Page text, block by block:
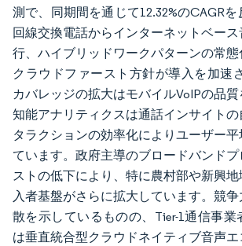
測で、同期間を通じて12.32%のCAGRを
回線交換電話からインターネットベー
行、ハイブリッドワークパターンの常
クラウドファースト方針が導入を加速
カバレッジの拡大はモバイルVoIPの品
知能アナリティクスは通話インサイト
タラクションの効率化によりユーザー
ています。政府主導のブロードバンドプ
ストの低下により、特に農村部や新興
入者基盤がさらに拡大しています。競
散を示しているものの、Tier-1通信事業
は垂直統合型クラウドネイティブ音声